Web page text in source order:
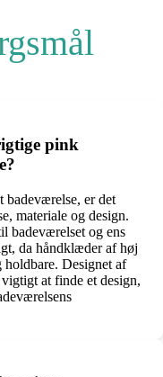
pink
er det
materiale og design.
badeværelset og ens
da håndklæder af høj
Designet af
at finde et design,